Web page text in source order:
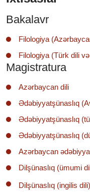
Bakalavr
Filologiya
Filologiya (Türk dili
Magistratura
Azərbaycan dili
Ədəbiyyatşünaslıq
Ədəbiyyatşünaslıq
Ədəbiyyatşünaslıq
Azərbaycan
Dilşünaslıq (ümumi
Dilşünaslıq (ingilis dili)